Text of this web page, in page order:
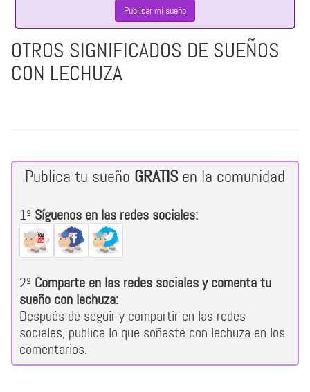
Publicar mi sueño
OTROS SIGNIFICADOS DE SUEÑOS
CON LECHUZA
Publica tu sueño GRATISen la comunidad
1º Síguenos en las redes sociales:
2º Comparte en las redes sociales y comenta tu
sueño con lechuza:
Después de seguir y compartir en las redes
sociales, publica lo que soñaste con lechuza en los
comentarios.